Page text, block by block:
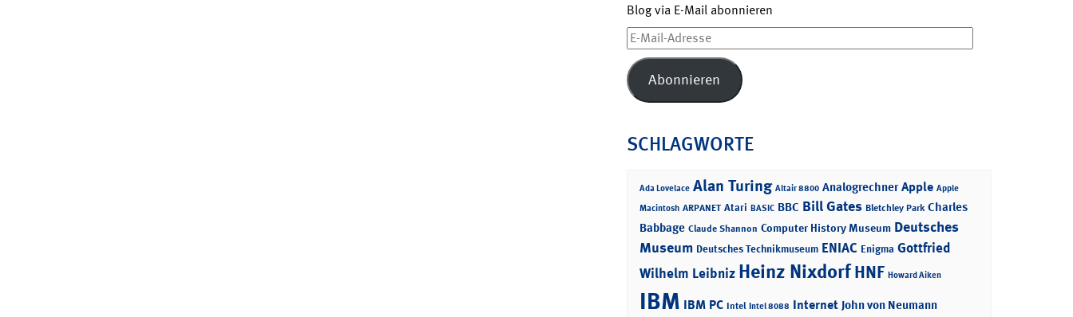
Blog via E-Mail abonnieren
E-
Mail-
Adresse
Abonnieren
SCHLAGWORTE
Ada Lovelace Alan Turing Altair 8800 Analogrechner Apple Apple
Macintosh ARPANET Atari BASIC BBC Bill Gates Bletchley Park Charles
Babbage Claude Shannon Computer History Museum Deutsches
Museum Deutsches Technikmuseum ENIAC Enigma Gottfried
Wilhelm Leibniz Heinz NixdorfHNF Howard Aiken
IBM IBM PC Intel Intel 8088 Internet John von Neumann